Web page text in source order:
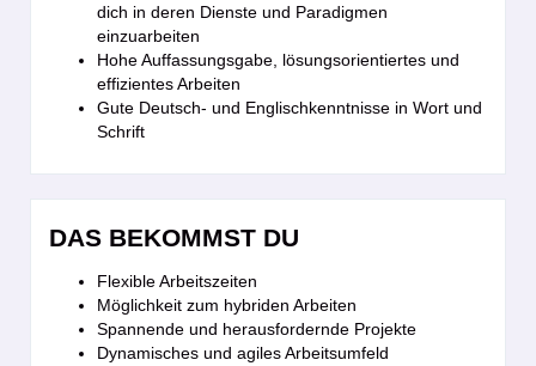
dich in deren Dienste und Paradigmen
einzuarbeiten
Hohe Auffassungsgabe, lösungsorientiertes und
effizientes Arbeiten
Gute Deutsch- und Englischkenntnisse in Wort und
Schrift
DAS BEKOMMST DU
Flexible Arbeitszeiten
Möglichkeit zum hybriden Arbeiten
Spannende und herausfordernde Projekte
Dynamisches und agiles Arbeitsumfeld